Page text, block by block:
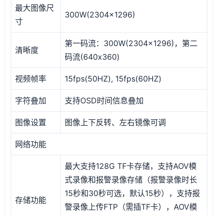
最大图像尺
寸
300W(2304x1296)
清晰度
第一码流：300W(2304x1296)，第二
码流(640x360)
视频帧率 15fps(50HZ), 15fps(60HZ)
字符叠加 支持OSD时间信息叠加
图像设置 图像上下反转、左右镜像可调
网络功能
存储功能
最大支持128G TF卡存储，支持AOV模
式录像和报警录像存储（报警录像时长
15秒和30秒可选，默认15秒），支持报
警录像上传FTP（需插TF卡），AOV模